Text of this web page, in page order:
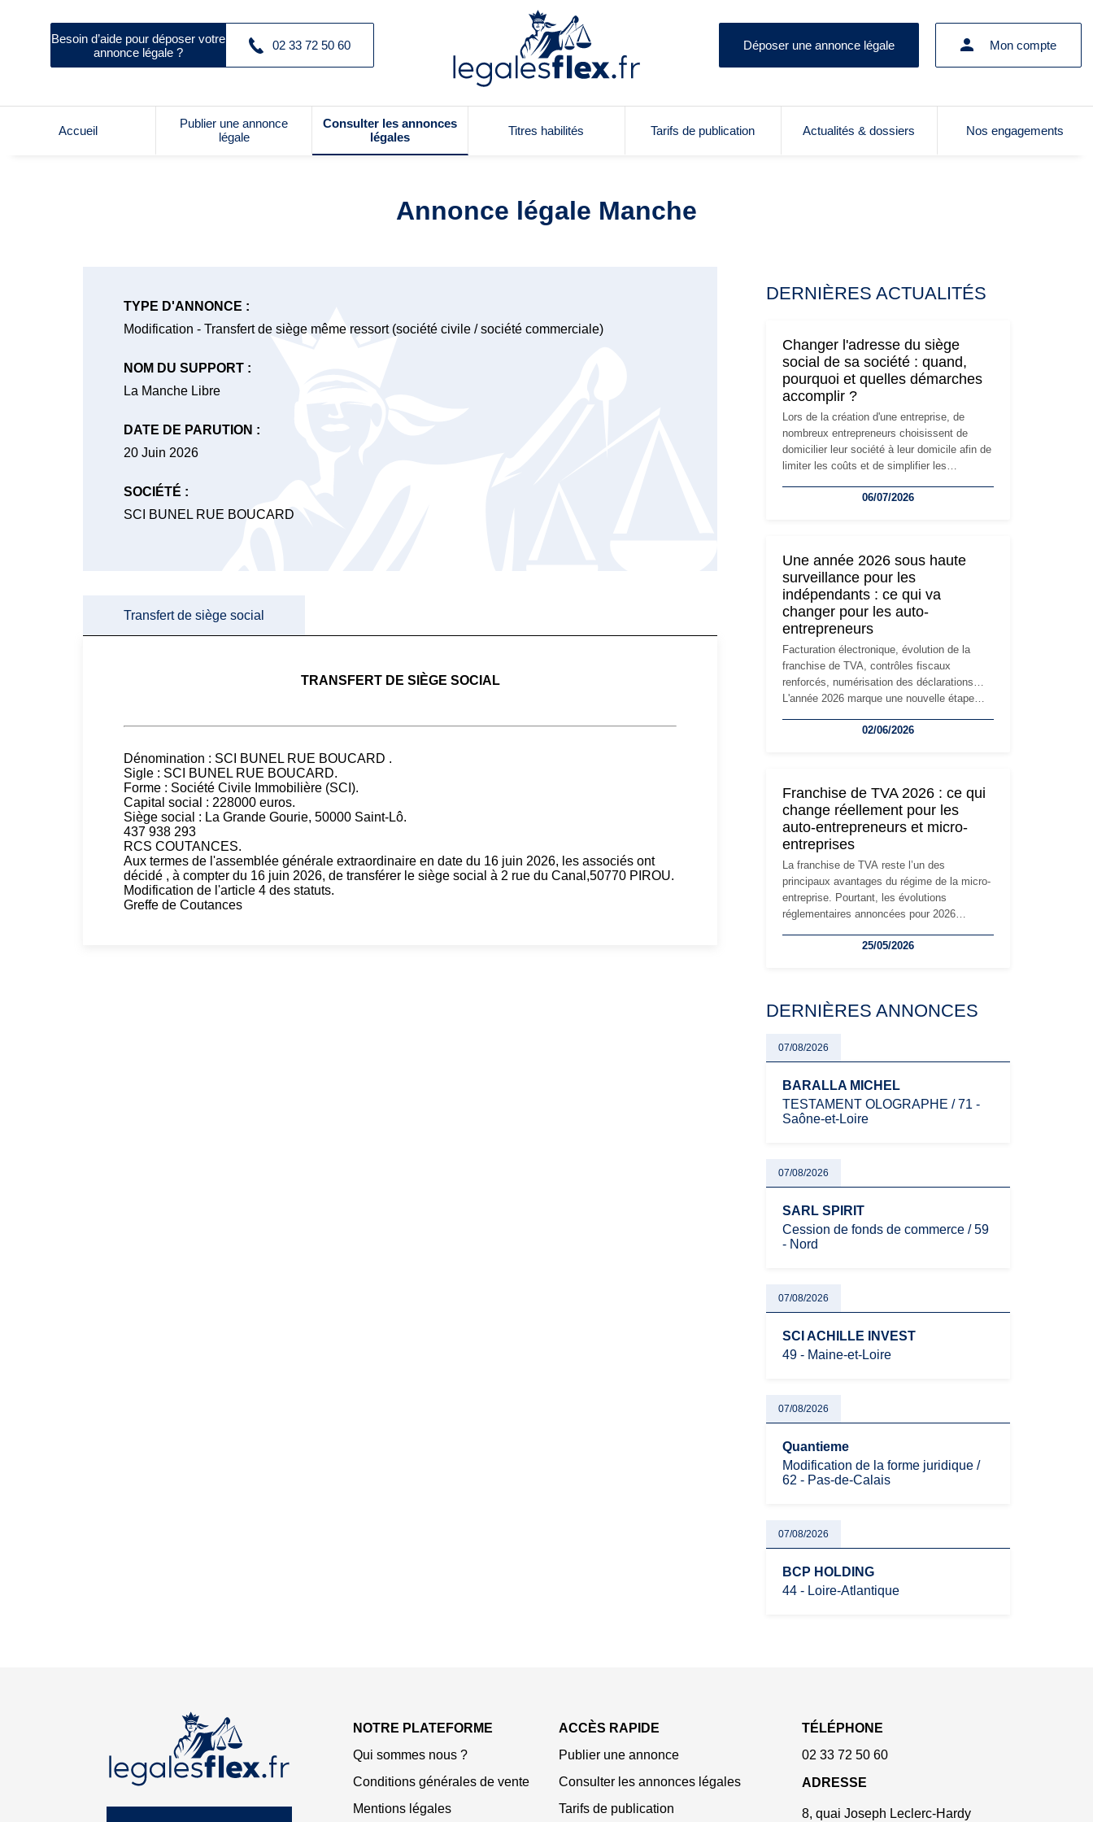
Besoin d’aide pour déposer votre
annonce légale ?
02 33 72 50 60 Déposer une annonce légale Mon compte
Accueil
Publier une annonce
légale
Consulter les annonces
légales
Titres habilités Tarifs de publication Actualités & dossiers Nos engagements
Annonce légale Manche
TYPE D'ANNONCE :
Modification - Transfert de siège même ressort (société civile / société commerciale)
NOM DU SUPPORT :
La Manche Libre
DATE DE PARUTION :
20 Juin 2026
SOCIÉTÉ :
SCI BUNEL RUE BOUCARD
Transfert de siège social
TRANSFERT DE SIÈGE SOCIAL
Dénomination : SCI BUNEL RUE BOUCARD .
Sigle : SCI BUNEL RUE BOUCARD.
Forme : Société Civile Immobilière (SCI).
Capital social : 228000 euros.
Siège social : La Grande Gourie, 50000 Saint-Lô.
437 938 293
RCS COUTANCES.
Aux termes de l'assemblée générale extraordinaire en date du 16 juin 2026, les associés ont
décidé , à compter du 16 juin 2026, de transférer le siège social à 2 rue du Canal,50770 PIROU.
Modification de l'article 4 des statuts.
Greffe de Coutances
DERNIÈRES ACTUALITÉS
Changer l'adresse du siège
social de sa société : quand,
pourquoi et quelles démarches
accomplir ?
Lors de la création d'une entreprise, de
nombreux entrepreneurs choisissent de
domicilier leur société à leur domicile afin de
limiter les coûts et de simplifier les
l'activité, cette solution peut rapidement
siège social répond souvent à une nouvelle
étape de la vie de l'entreprise et implique
plusieurs formalités obligatoires.
06/07/2026
Une année 2026 sous haute
surveillance pour les
indépendants : ce qui va
changer pour les auto-
entrepreneurs
Facturation électronique, évolution de la
franchise de TVA, contrôles fiscaux
renforcés, numérisation des déclarations…
L'année 2026 marque une nouvelle étape
travailleurs indépendants. Si le régime de la
réglementaire plus exigeant. Décryptage des
principaux changements et des précautions
à prendre pour éviter les mauvaises
surprises.
02/06/2026
Franchise de TVA 2026 : ce qui
change réellement pour les
auto-entrepreneurs et micro-
entreprises
La franchise de TVA reste l’un des
principaux avantages du régime de la micro-
entreprise. Pourtant, les évolutions
réglementaires annoncées pour 2026
les auto-entrepreneurs, artisans et
évoluent dans un contexte de contrôle
oblige les indépendants à rester
particulièrement vigilants.
25/05/2026
DERNIÈRES ANNONCES
07/08/2026
BARALLA MICHEL
TESTAMENT OLOGRAPHE / 71 -
Saône-et-Loire
07/08/2026
SARL SPIRIT
Cession de fonds de commerce / 59
- Nord
07/08/2026
SCI ACHILLE INVEST
49 - Maine-et-Loire
07/08/2026
Quantieme
Modification de la forme juridique /
62 - Pas-de-Calais
07/08/2026
BCP HOLDING
44 - Loire-Atlantique
NOTRE PLATEFORME
Qui sommes nous ?
Conditions générales de vente
Mentions légales
ACCÈS RAPIDE
Publier une annonce
Consulter les annonces légales
Tarifs de publication
TÉLÉPHONE
02 33 72 50 60
ADRESSE
8, quai Joseph Leclerc-Hardy